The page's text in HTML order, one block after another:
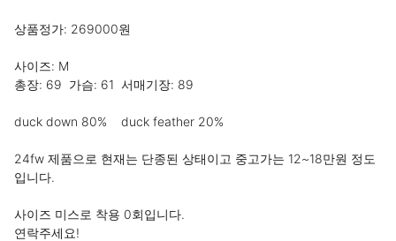
상품정가: 269000원
사이즈: M
총장: 69  가슴: 61  서매기장: 89
duck down 80%    duck feather 20%
24fw 제품으로 현재는 단종된 상태이고 중고가는 12~18만원 정도
입니다.
사이즈 미스로 착용 0회입니다.
연락주세요!